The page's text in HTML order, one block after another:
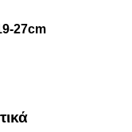
27cm